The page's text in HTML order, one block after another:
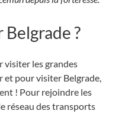
?
visiter les grandes
et pour visiter Belgrade,
! Pour rejoindre les
réseau des transports